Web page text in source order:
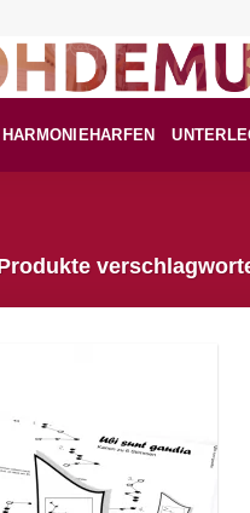
HARMONIEHARFEN